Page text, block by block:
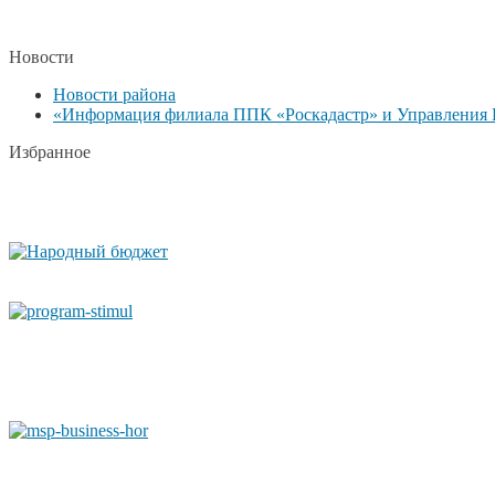
Новости
Новости района
«Информация филиала ППК «Роскадастр» и Управления
Избранное